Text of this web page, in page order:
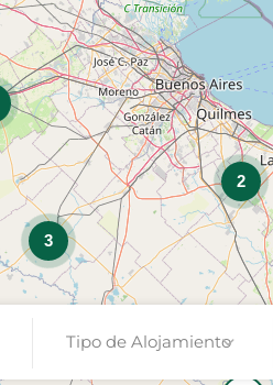
2
3
Tipo de Alojamiento